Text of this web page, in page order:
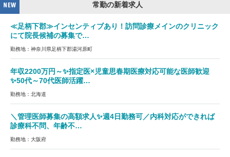
常勤の新着求人
≪足柄下郡≫インセンティブあり！訪問診療メインのクリニック
にて院長候補の募集で…
勤務地：神奈川県足柄下郡湯河原町
年収2200万円～✨指定医×児童思春期医療対応可能な医師歓迎
✨50代～70代医師活躍…
勤務地：北海道
＼管理医師募集の高額求人✨週4日勤務可／内科対応ができれば
診療科不問、年齢不…
勤務地：大阪府